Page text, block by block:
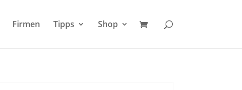
Firmen Tipps Shop